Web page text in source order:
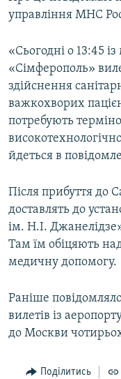
управління МНС
«Сьогодні о 13:45
«Сімферополь»
здійснення
важкохворих
потребують
йдеться в
Після прибуття до
доставлять до
ім. Н.І.
Там їм обіцяють
медичну допомогу.
Раніше
вилетів із
до Москви
Поділитись